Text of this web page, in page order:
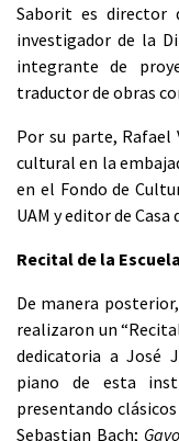
Saborit es director
investigador de la
integrante de
traductor de obras
Por su parte, Rafael
cultural en la
en el Fondo de
UAM y editor de
Recital de la
De manera
realizaron un
dedicatoria a José
piano de esta
presentando
Sebastian Bach;